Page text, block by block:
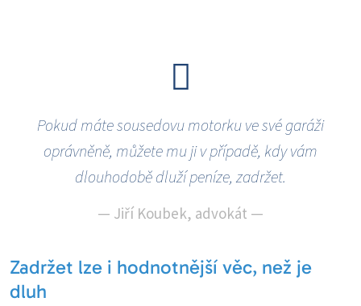
Pokud máte sousedovu motorku ve své garáži
oprávněně, můžete mu ji v případě, kdy vám
dlouhodobě dluží peníze, zadržet.
— Jiří Koubek, advokát —
Zadržet lze i hodnotnější věc, než je
dluh